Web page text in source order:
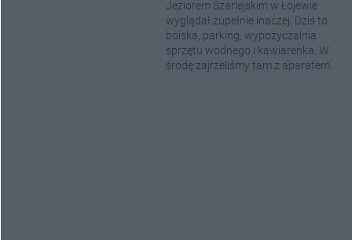
Jeziorem Szarlejskim w Łojewie
wyglądał zupełnie inaczej. Dziś to
boiska, parking, wypożyczalnia
sprzętu wodnego i kawiarenka. W
środę zajrzeliśmy tam z aparatem.